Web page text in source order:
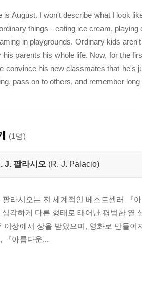
is August. I won't describe what I look
things - eating ice cream,
in playgrounds. Ordinary kids
his parents his whole life. Now, for the
convince his new classmates that he's
pass on to others, and remember
(1명)
J. 팔라시오 (R. J. Palacio)
팔라시오는 전 세계적인 베스트셀러 『
심각하게 다른 형태로 태어난 평범한 열
이상에서 상을 받았으며, 영화로 만들
『아름다운...